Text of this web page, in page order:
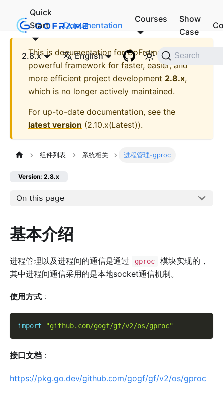
Quick
Start
Documentation
Courses
Show
Case
2.8.x English Search
This is documentation forGoFrame - A
powerful framework for faster, easier, and
more efficient project development 2.8.x,
which is no longer actively maintained.
For up-to-date documentation, see the
latest version (2.10.x(Latest)).
组件列表 系统相关 进程管理-gproc
Version: 2.8.x
On this page
基本介绍
进程管理以及进程间的通信是通过 gproc
模块实现的，
其中进程间通信采用的是本地socket通信机制。
使用方式 ：
import "github.com/gogf/gf/v2/os/gproc"
接口文档 ：
https://pkg.go.dev/github.com/gogf/gf/v2/os/gproc